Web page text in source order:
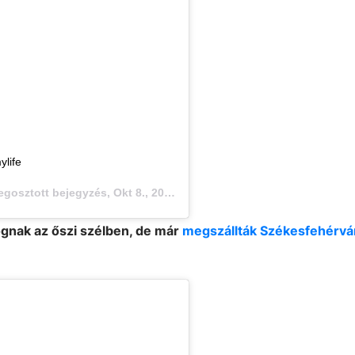
bejegyzés, Okt 8., 2019, időpont: 2:49 (PDT időzóna szerint)
az őszi szélben, de már megszállták